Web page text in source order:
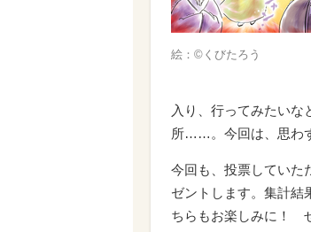
絵：©くびたろう
入り、行ってみたい
所……。今回は、思わ
今回も、投票していた
ゼントします。集計結
ちらもお楽しみに！